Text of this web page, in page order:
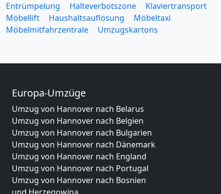
Entrümpelung
Halteverbotszone
Klaviertransport
Möbellift
Haushaltsauflösung
Möbeltaxi
Möbelmitfahrzentrale
Umzugskartons
Europa-Umzüge
Umzug von Hannover nach Belarus
Umzug von Hannover nach Belgien
Umzug von Hannover nach Bulgarien
Umzug von Hannover nach Dänemark
Umzug von Hannover nach England
Umzug von Hannover nach Portugal
Umzug von Hannover nach Bosnien